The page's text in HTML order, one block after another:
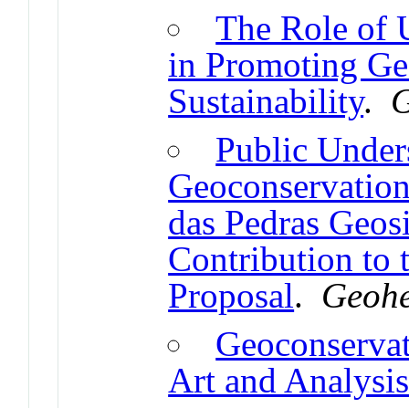
The Role of
in Promoting
Sustainability.
Public
das Pedras
Contribution to
Proposal.
Art and Analysis